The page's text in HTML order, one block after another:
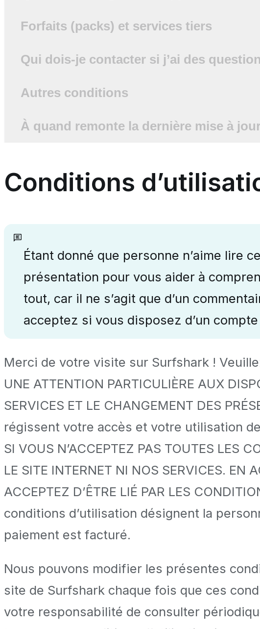
Forfaits (packs) et services tiers
Qui dois-je contacter si j’ai des
Autres conditions
À quand remonte la dernière mise à
Conditions
Étant donné que personne n’aime lire
présentation pour vous aider à
tout, car il ne s’agit que d’un
acceptez si vous disposez d’un
Merci de votre visite sur Surfshark !
UNE ATTENTION PARTICULIÈRE AUX
SERVICES ET LE CHANGEMENT DES
régissent votre accès et votre utilisation
SI VOUS N’ACCEPTEZ PAS TOUTES LES
LE SITE INTERNET NI NOS SERVICES. EN
ACCEPTEZ D’ÊTRE LIÉ PAR LES
conditions d’utilisation désignent la
paiement est facturé.
Nous pouvons modifier les présentes
site de Surfshark chaque fois que ces
votre responsabilité de consulter